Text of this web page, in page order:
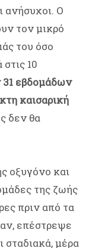
ανήσυχοι. Ο
τον μικρό
του όσο
10
εβδομάδων
καισαρική
δεν θα
οξυγόνο και
της ζωής
πριν από τα
επέστρεψε
σταδιακά, μέρα